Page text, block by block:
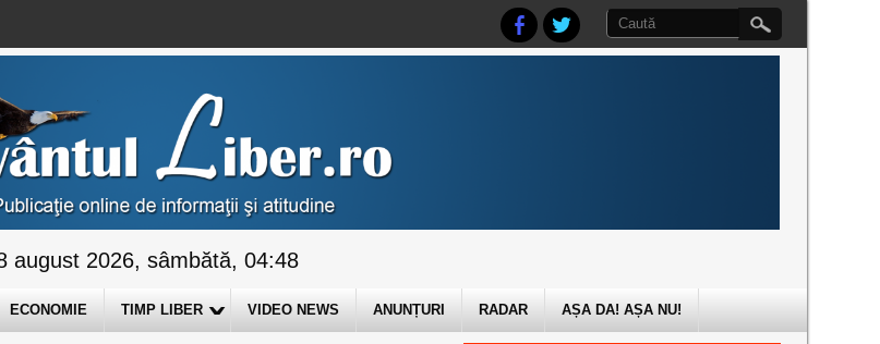
august 2026, sâmbătă, 04:48
ECONOMIE TIMP LIBER VIDEO NEWS ANUNȚURI RADAR AȘA DA! AȘA NU!